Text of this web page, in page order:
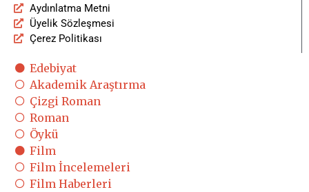
Aydınlatma Metni
Üyelik Sözleşmesi
Çerez Politikası
Edebiyat
Akademik Araştırma
Çizgi Roman
Roman
Öykü
Film
Film İncelemeleri
Film Haberleri